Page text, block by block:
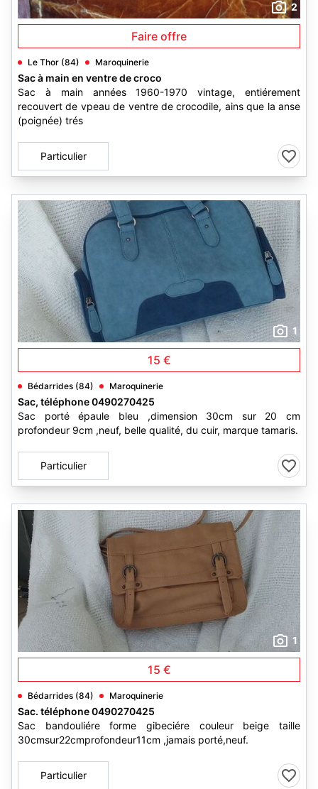
2
Faire offre
Le Thor (84) Maroquinerie
Sac à main en ventre de croco
Sac à main années 1960-1970 vintage, entiérement
recouvert de vpeau de ventre de crocodile, ains que la anse
(poignée) trés
Particulier
1
15 €
Bédarrides (84) Maroquinerie
Sac, téléphone 0490270425
Sac porté épaule bleu ,dimension 30cm sur 20 cm
profondeur 9cm ,neuf, belle qualité, du cuir, marque tamaris.
Particulier
1
15 €
Bédarrides (84) Maroquinerie
Sac. téléphone 0490270425
Sac bandouliére forme gibeciére couleur beige taille
30cmsur22cmprofondeur11cm ,jamais porté,neuf.
Particulier